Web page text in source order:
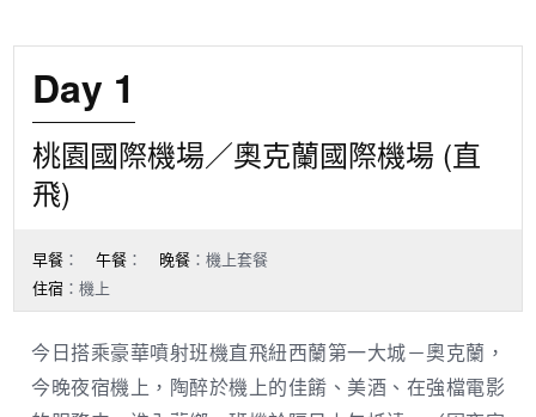
Day 1
桃園國際機場／奧克蘭國際機場 (直
飛)
早餐 ： 午餐 ： 晚餐 ：機上套餐
住宿 ：機上
今日搭乘豪華噴射班機直飛紐西蘭第一大城－奧克蘭，
今晚夜宿機上，陶醉於機上的佳餚、美酒、在強檔電影